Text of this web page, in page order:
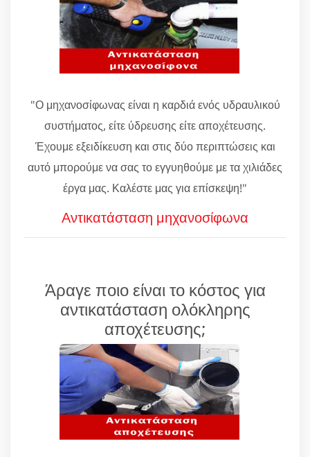
"Ο μηχανοσίφωνας είναι η καρδιά ενός υδραυλικού
συστήματος, είτε ύδρευσης είτε αποχέτευσης.
Έχουμε εξειδίκευση και στις δύο περιπτώσεις και
αυτό μπορούμε να σας το εγγυηθούμε με τα χιλιάδες
έργα μας. Καλέστε μας για επίσκεψη!"
Αντικατάσταση μηχανοσίφωνα
Άραγε ποιο είναι το κόστος για
αντικατάσταση ολόκληρης
αποχέτευσης;